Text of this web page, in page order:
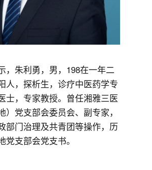
，朱利勇，男，198在一年二
人，探析生，诊疗中医药学专
士，专家教授。曾任湘雅三医
）党支部会委员会、副专家，
部门治理及共青团等操作，历
支部会党支书。